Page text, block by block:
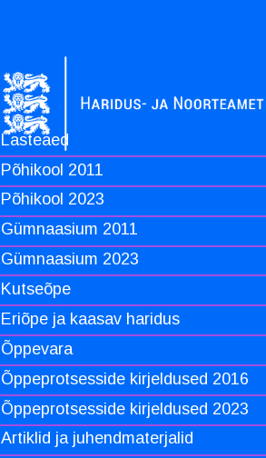
Lasteaed
Põhikool 2011
Põhikool 2023
Gümnaasium 2011
Gümnaasium 2023
Kutseõpe
Eriõpe ja kaasav haridus
Õppevara
Õppeprotsesside kirjeldused 2016
Õppeprotsesside kirjeldused 2023
Artiklid ja juhendmaterjalid